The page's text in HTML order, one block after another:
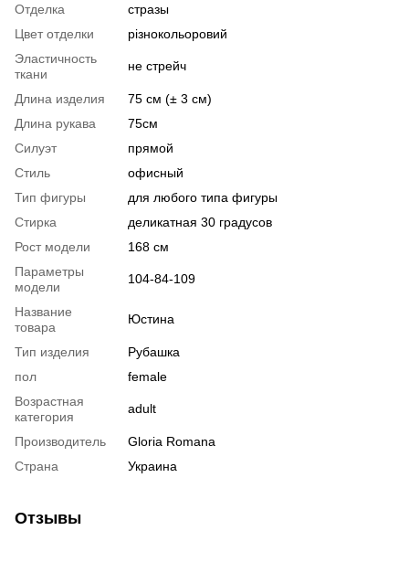
Отделка
стразы
Цвет отделки
різнокольоровий
Эластичность
ткани
не стрейч
Длина изделия
75 см (± 3 см)
Длина рукава
75см
Силуэт
прямой
Стиль
офисный
Тип фигуры
для любого типа фигуры
Стирка
деликатная 30 градусов
Рост модели
168 см
Параметры
модели
104-84-109
Название
товара
Юстина
Тип изделия
Рубашка
пол
female
Возрастная
категория
adult
Производитель
Gloria Romana
Страна
Украина
Отзывы